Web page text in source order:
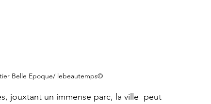
Belle Epoque/ lebeautemps©
jouxtant un immense parc, la ville  peut